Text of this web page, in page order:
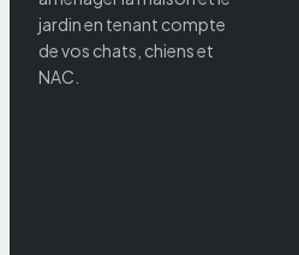
jardin en tenant compte
de vos chats, chiens et
NAC.